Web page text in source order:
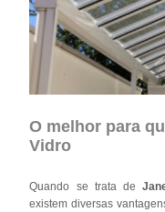
O melhor para
Vidro
Quando se trata de
existem diversas